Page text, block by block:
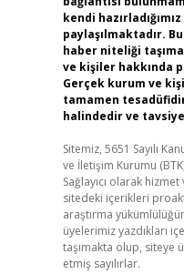
kendi
paylaşılmaktadır.
haber niteliği
ve kişiler hakkında
Gerçek kurum ve
tamamen
halindedir ve
Sitemiz, 5651 Sayılı
ve İletişim Kurumu
Sağlayıcı olarak
sitedeki içerikleri
araştırma
üyelerimiz yazdıkları
taşımakta olup, siteye
etmiş sayılırlar.